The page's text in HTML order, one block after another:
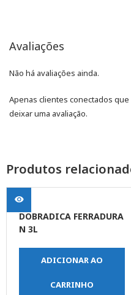
Avaliações
Não há avaliações ainda.
Apenas clientes conectados
deixar uma avaliação.
Produtos
DOBRADICA FERRADURA
N 3L
ADICIONAR AO
CARRINHO